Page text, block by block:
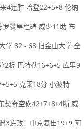
4连胜 哈登22+5+8 伦纳
赞里程碑 威少11助 布
学 82 - 68 旧金山大学 全
2板 巴特勒16+6+5 库里9
克莱18分 小波特
契奇空砍42+7+8+4断 威
3连败！申京复出19+9 阿